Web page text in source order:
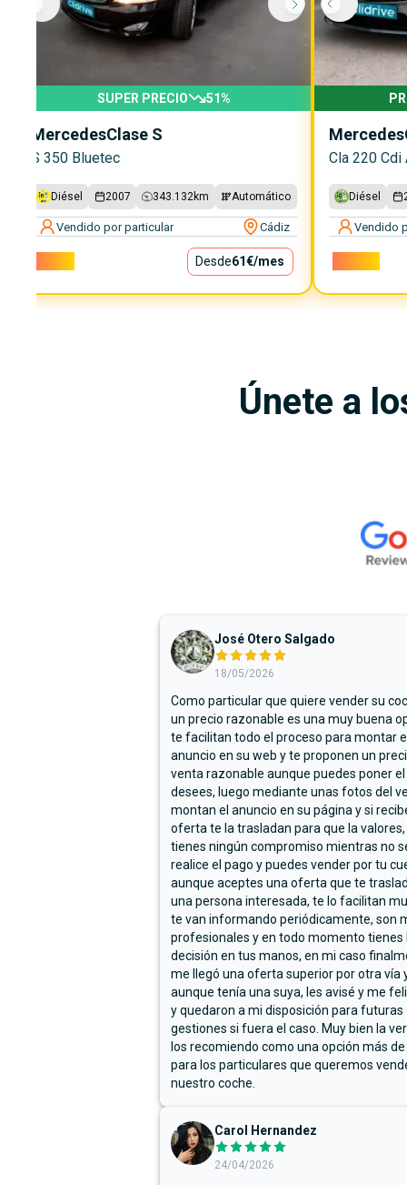
SUPER PRECIO 51%
MercedesClase S
S 350 Bluetec
Diésel 2007 343.132 km Automático
Vendido por particular Cádiz
Desde61€/mes
Mercedes
Cla 220 Cdi
Diésel
Vendido
Únete a
José Otero Salgado
18/05/2026
Como particular que quiere vender su
un precio razonable es una muy buena
te facilitan todo el proceso para montar
anuncio en su web y te proponen un
venta razonable aunque puedes poner
desees, luego mediante unas fotos del
montan el anuncio en su página y si
oferta te la trasladan para que la
tienes ningún compromiso mientras no
realice el pago y puedes vender por tu
aunque aceptes una oferta que te
una persona interesada, te lo facilitan
te van informando periódicamente, son
profesionales y en todo momento tienes
decisión en tus manos, en mi caso
me llegó una oferta superior por otra vía
aunque tenía una suya, les avisé y me
y quedaron a mi disposición para futuras
gestiones si fuera el caso. Muy bien la
los recomiendo como una opción más
para los particulares que queremos
nuestro coche.
Carol Hernandez
24/04/2026